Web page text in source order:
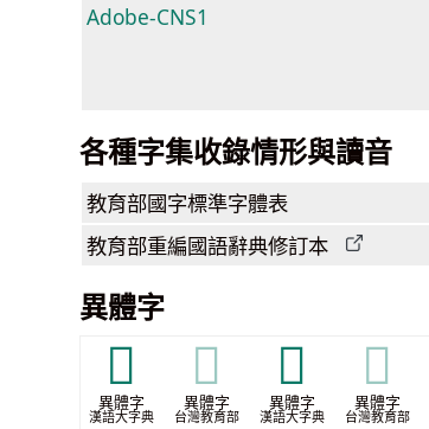
Adobe-CNS1
各種字集收錄情形與讀音
教育部國字標準字體表
教育部重編國語辭典修訂本
異體字
𡉙
異體字
漢語大字典
𡉙
異體字
台灣教育部
𡍳
異體字
漢語大字典
𡍳
異體字
台灣教育部